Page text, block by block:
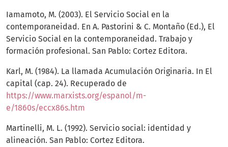
Iamamoto, M. (2003). El Servicio Social en la
contemporaneidad. En A. Pastorini & C. Montaño (Ed.), El
Servicio Social en la contemporaneidad. Trabajo y
formación profesional. San Pablo: Cortez Editora.
Karl, M. (1984). La llamada Acumulación Originaria. In El
capital (cap. 24). Recuperado de
https://www.marxists.org/espanol/m-
e/1860s/eccx86s.htm
Martinelli, M. L. (1992). Servicio social: identidad y
alineación. San Pablo: Cortez Editora.